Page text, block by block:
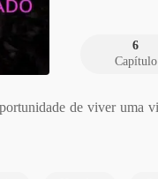
6
Capítulo
de viver uma